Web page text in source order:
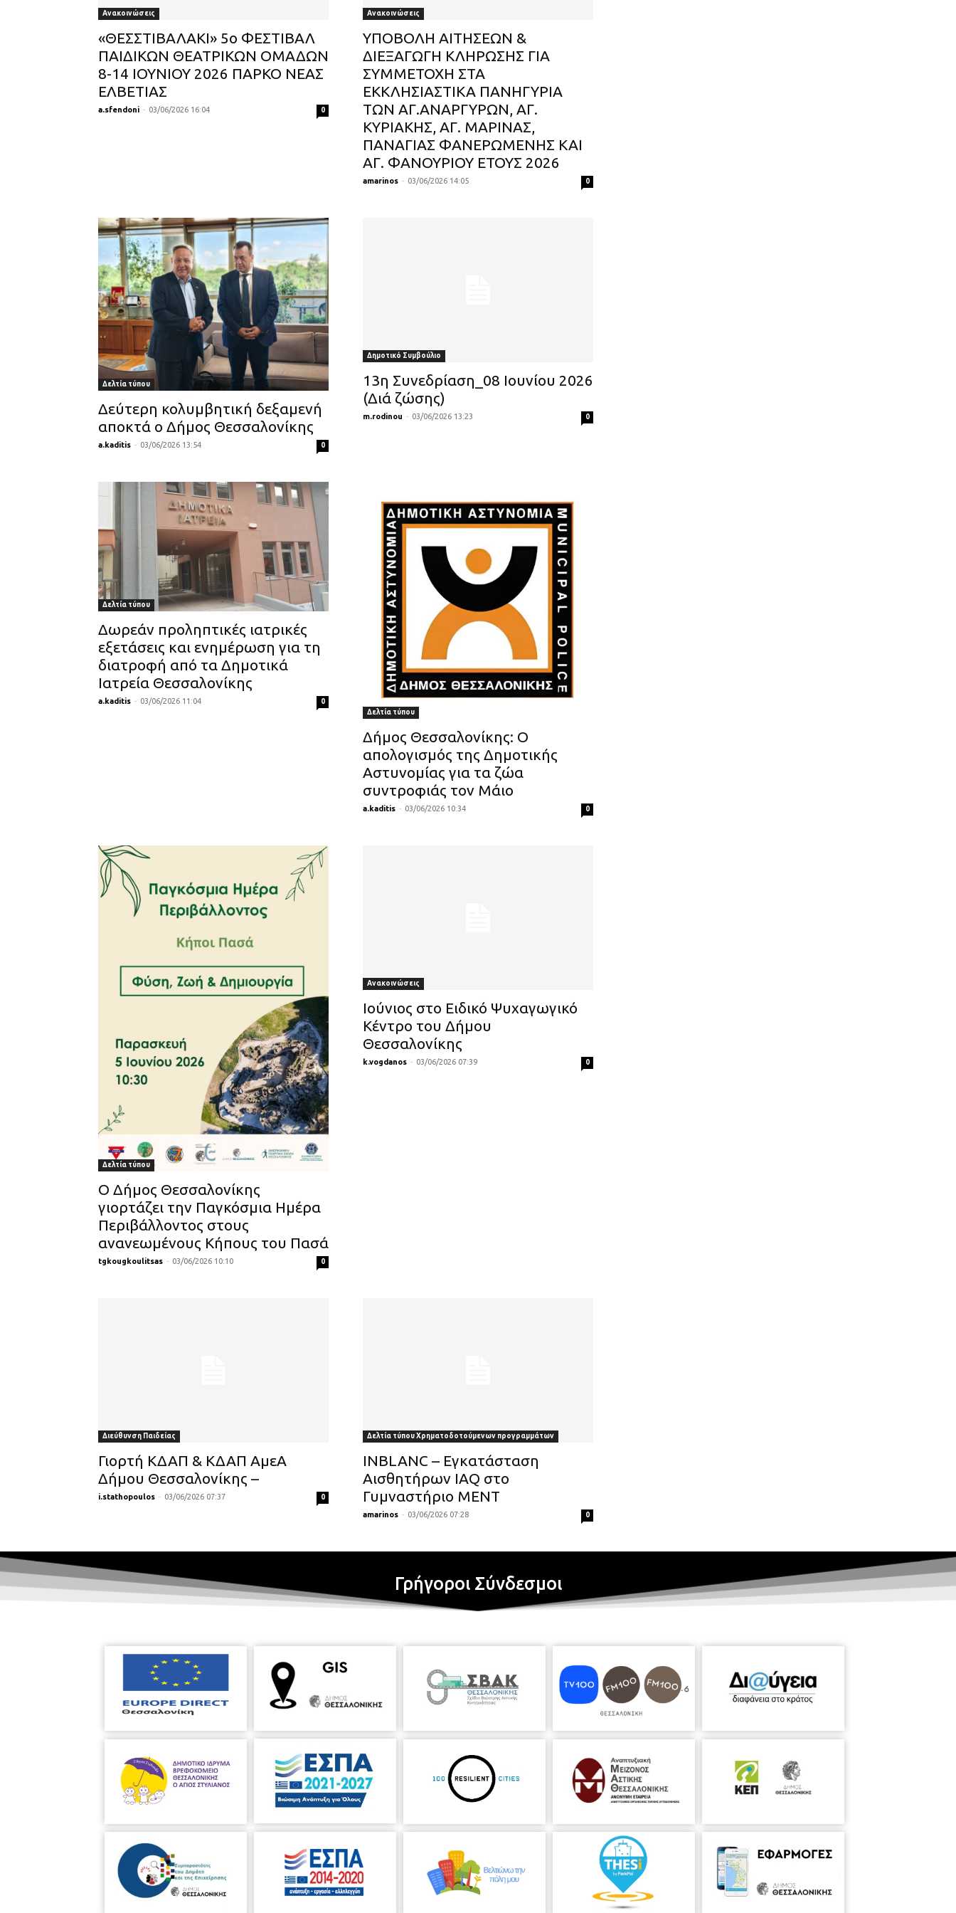
Ανακοινώσεις
«ΘΕΣΣΤΙΒΑΛΑΚΙ» 5ο ΦΕΣΤΙΒΑΛ
ΠΑΙΔΙΚΩΝ ΘΕΑΤΡΙΚΩΝ ΟΜΑΔΩΝ
8-14 ΙΟΥΝΙΟΥ 2026 ΠΑΡΚΟ ΝΕΑΣ
ΕΛΒΕΤΙΑΣ
a.sfendoni - 03/06/2026 16:04 0
Ανακοινώσεις
ΥΠΟΒΟΛΗ ΑΙΤΗΣΕΩΝ &
ΔΙΕΞΑΓΩΓΗ ΚΛΗΡΩΣΗΣ ΓΙΑ
ΣΥΜΜΕΤΟΧΗ ΣΤΑ
ΕΚΚΛΗΣΙΑΣΤΙΚΑ ΠΑΝΗΓΥΡΙΑ
ΤΩΝ ΑΓ.ΑΝΑΡΓΥΡΩΝ, ΑΓ.
ΚΥΡΙΑΚΗΣ, ΑΓ. ΜΑΡΙΝΑΣ,
ΠΑΝΑΓΙΑΣ ΦΑΝΕΡΩΜΕΝΗΣ ΚΑΙ
ΑΓ. ΦΑΝΟΥΡΙΟΥ ΕΤΟΥΣ 2026
amarinos - 03/06/2026 14:05 0
Δελτία τύπου
Δεύτερη κολυμβητική δεξαμενή
αποκτά ο Δήμος Θεσσαλονίκης
a.kaditis - 03/06/2026 13:54 0
Δημοτικό Συμβούλιο
13η Συνεδρίαση_08 Ιουνίου 2026
(Διά ζώσης)
m.rodinou - 03/06/2026 13:23 0
Δελτία τύπου
Δωρεάν προληπτικές ιατρικές
εξετάσεις και ενημέρωση για τη
διατροφή από τα Δημοτικά
Ιατρεία Θεσσαλονίκης
a.kaditis - 03/06/2026 11:04
0
Δελτία τύπου
Δήμος Θεσσαλονίκης: Ο
απολογισμός της Δημοτικής
Αστυνομίας για τα ζώα
συντροφιάς τον Μάιο
a.kaditis - 03/06/2026 10:34 0
Δελτία τύπου
Ο Δήμος Θεσσαλονίκης
γιορτάζει την Παγκόσμια Ημέρα
Περιβάλλοντος στους
ανανεωμένους Κήπους του Πασά
tgkougkoulitsas - 03/06/2026 10:10 0
Ανακοινώσεις
Ιούνιος στο Ειδικό Ψυχαγωγικό
Κέντρο του Δήμου
Θεσσαλονίκης
k.vogdanos - 03/06/2026 07:39 0
Διεύθυνση Παιδείας
Γιορτή ΚΔΑΠ & ΚΔΑΠ ΑμεΑ
Δήμου Θεσσαλονίκης –
i.stathopoulos - 03/06/2026 07:37 0
Δελτία τύπου Χρηματοδοτούμενων προγραμμάτων
INBLANC – Εγκατάσταση
Αισθητήρων ΙAQ στο
Γυμναστήριο ΜΕΝΤ
amarinos - 03/06/2026 07:28 0
Γρήγοροι Σύνδεσμοι